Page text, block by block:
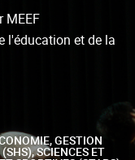
MEEF
l'éducation et de la
GESTION
SCIENCES ET